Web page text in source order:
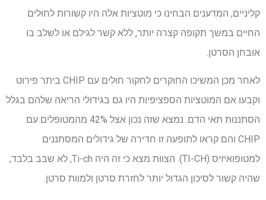
קליניים, המדענים הבחינו כי מוטציות אלה היו קשורות לחולים
החיים במשך תקופה קצרה יותר, ללא קשר לגילם או לשלב בו
אובחן הסרטן.
לאחר מכן המשיכו החוקרים לחקור חולים עם CHIP ביתר פירוט
וקבעו אם המוטציות הספציפיות היו גם בגידולי הריאה שלהם בגלל
הסתננות תאי הדם. נמצא שזה נכון אצל 42% מהמטופלים עם
CHIP והם קראו לתופעה זו חדירה של גידולים המסתננים
למטופואיזיס (TI-CH). הצוות מצא כי זה היה Ti-ch, לא שבב בלבד,
שהיה קשור לסיכון הגדול יותר לחזרת סרטן ולמוות סרטן.